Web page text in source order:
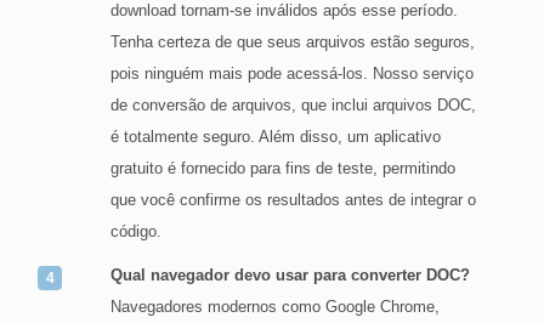
download tornam-se inválidos após esse período.
Tenha certeza de que seus arquivos estão seguros,
pois ninguém mais pode acessá-los. Nosso serviço
de conversão de arquivos, que inclui arquivos DOC,
é totalmente seguro. Além disso, um aplicativo
gratuito é fornecido para fins de teste, permitindo
que você confirme os resultados antes de integrar o
código.
Qual navegador devo usar para converter DOC?
Navegadores modernos como Google Chrome,